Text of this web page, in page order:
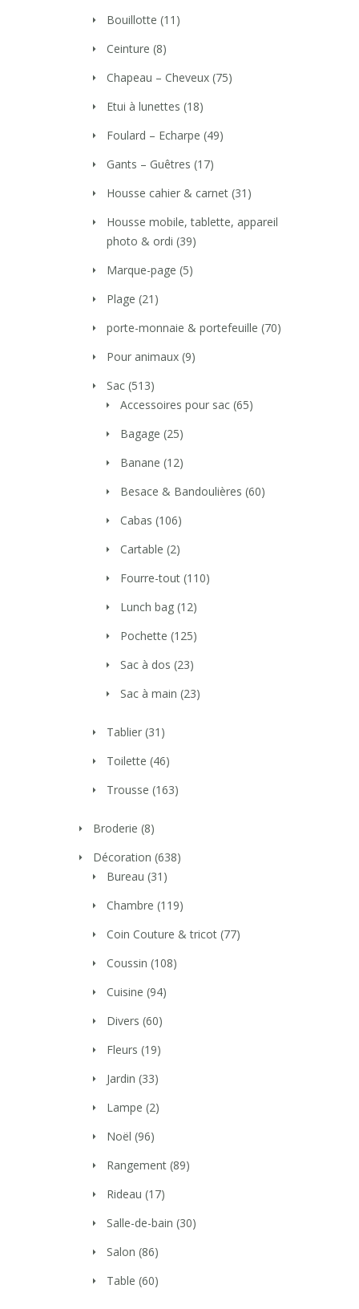
Bouillotte (11)
Ceinture (8)
Chapeau – Cheveux (75)
Etui à lunettes (18)
Foulard – Echarpe (49)
Gants – Guêtres (17)
Housse cahier & carnet (31)
Housse mobile, tablette, appareil
photo & ordi (39)
Marque-page (5)
Plage (21)
porte-monnaie & portefeuille (70)
Pour animaux (9)
Sac (513)
Accessoires pour sac (65)
Bagage (25)
Banane (12)
Besace & Bandoulières (60)
Cabas (106)
Cartable (2)
Fourre-tout (110)
Lunch bag (12)
Pochette (125)
Sac à dos (23)
Sac à main (23)
Tablier (31)
Toilette (46)
Trousse (163)
Broderie (8)
Décoration (638)
Bureau (31)
Chambre (119)
Coin Couture & tricot (77)
Coussin (108)
Cuisine (94)
Divers (60)
Fleurs (19)
Jardin (33)
Lampe (2)
Noël (96)
Rangement (89)
Rideau (17)
Salle-de-bain (30)
Salon (86)
Table (60)